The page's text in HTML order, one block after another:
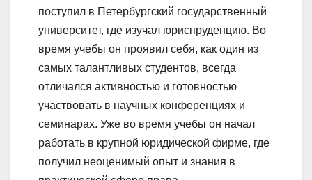
поступил в Петербургский государственный
университет, где изучал юриспруденцию. Во
время учебы он проявил себя, как один из
самых талантливых студентов, всегда
отличался активностью и готовностью
участвовать в научных конференциях и
семинарах. Уже во время учебы он начал
работать в крупной юридической фирме, где
получил неоценимый опыт и знания в